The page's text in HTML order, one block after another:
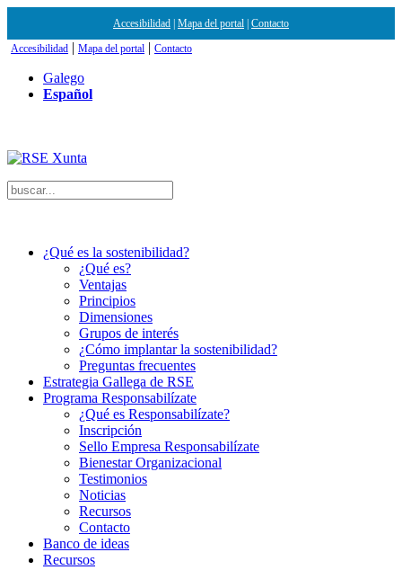
Accesibilidad Mapa del portal Contacto
Accesibilidad | Mapa del portal | Contacto
Galego
Español
¿Qué es la sostenibilidad?
¿Qué es?
Ventajas
Principios
Dimensiones
Grupos de interés
¿Cómo implantar la sostenibilidad?
Preguntas frecuentes
Estrategia Gallega de RSE
Programa Responsabilízate
¿Qué es Responsabilízate?
Inscripción
Sello Empresa Responsabilízate
Bienestar Organizacional
Testimonios
Noticias
Recursos
Contacto
Banco de ideas
Recursos